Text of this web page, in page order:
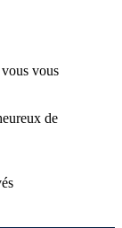
vous
de